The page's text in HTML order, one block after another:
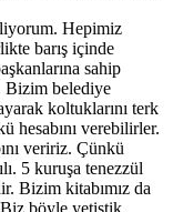
Hepimiz
barış içinde
sahip
Bizim belediye
koltuklarını terk
hesabını verebilirler.
veririz. Çünkü
5 kuruşa tenezzül
Bizim kitabımız da